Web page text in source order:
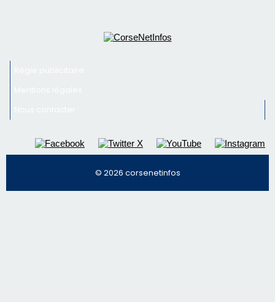
© 2026 corsenetinfos